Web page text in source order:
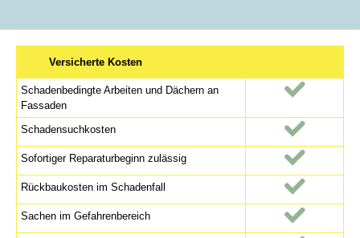
Versicherte Kosten
Schadenbedingte Arbeiten und Dächern an
Fassaden
Schadensuchkosten
Sofortiger Reparaturbeginn zulässig
Rückbaukosten im Schadenfall
Sachen im Gefahrenbereich